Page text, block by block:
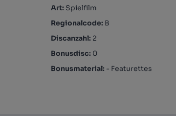
Art: Spielfilm
Regionalcode: B
Discanzahl: 2
Bonusdisc: 0
Bonusmaterial: - Featurettes